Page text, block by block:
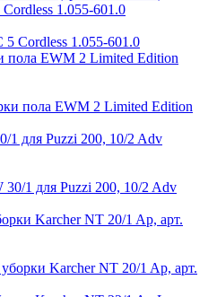
1.055-601.0
пола EWM 2 Limited Edition
1 для Puzzi 200, 10/2 Adv
Karcher NT 20/1 Ap, арт.